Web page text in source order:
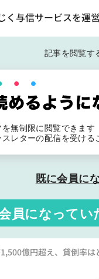
く与信サービスを運
記事を閲覧す
無制限に閲覧できます
レターの配信を受ける
既に会員に
員になってい
億円超え、貸倒率は